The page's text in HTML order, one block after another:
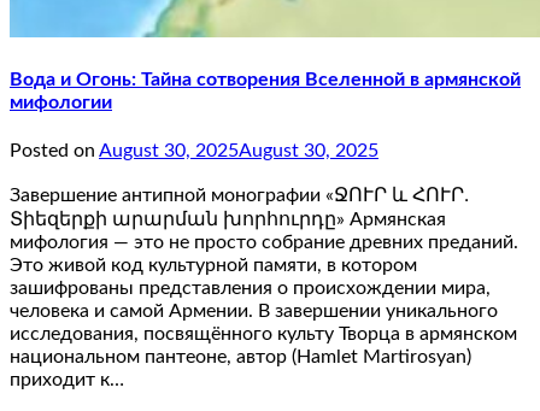
Вода и Огонь: Тайна сотворения Вселенной в армянской
мифологии
Posted on August 30, 2025August 30, 2025
Завершение антипной монографии «ՋՈՒՐ և ՀՈՒՐ․
Տիեզերքի արարման խորհուրդը» Армянская
мифология — это не просто собрание древних преданий.
Это живой код культурной памяти, в котором
зашифрованы представления о происхождении мира,
человека и самой Армении. В завершении уникального
исследования, посвящённого культу Творца в армянском
национальном пантеоне, автор (Hamlet Martirosyan)
приходит к…